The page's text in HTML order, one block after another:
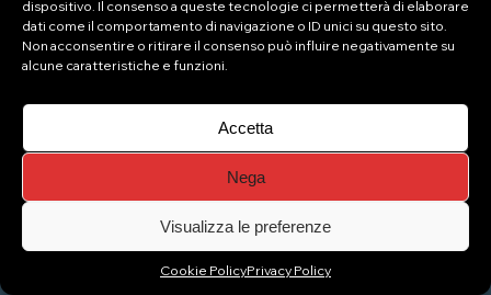
dispositivo. Il consenso a queste tecnologie ci permetterà di elaborare
dati come il comportamento di navigazione o ID unici su questo sito.
Non acconsentire o ritirare il consenso può influire negativamente su
alcune caratteristiche e funzioni.
Accetta
Nega
Visualizza le preferenze
Cookie PolicyPrivacy Policy
© Copyright 2026 Naviglio Pizzeria Gelateria
Gestisci consenso